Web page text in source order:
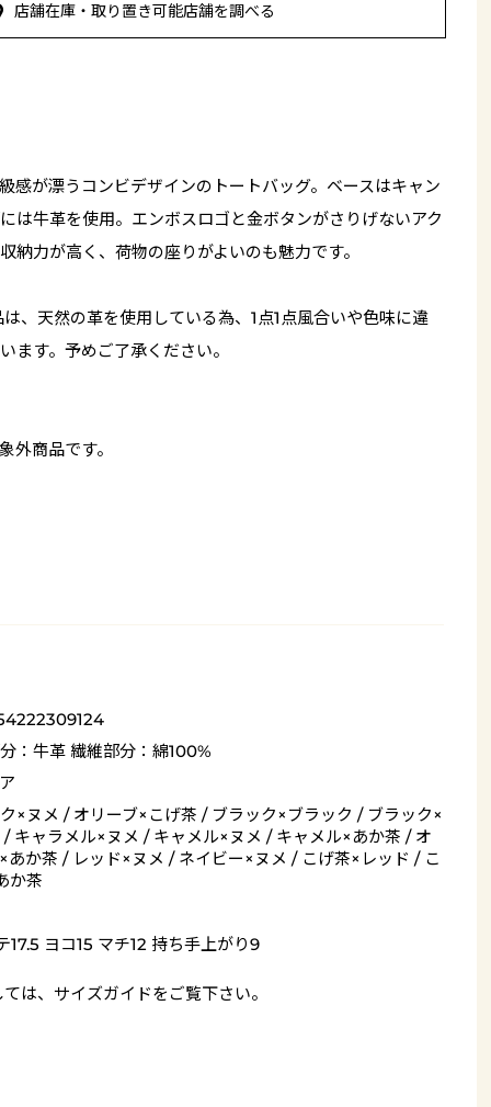
店舗在庫・取り置き可能店舗を調べる
感が漂うコンビデザインのトートバッグ。ベースはキャン
は牛革を使用。エンボスロゴと金ボタンがさりげないアク
納力が高く、荷物の座りがよいのも魅力です。
、天然の革を使用している為、1点1点風合いや色味に違
ます。予めご了承ください。
外商品です。
：牛革 繊維部分：綿100%
×ヌメ / オリーブ×こげ茶 / ブラック×ブラック / ブラック×
/ キャラメル×ヌメ / キャメル×ヌメ / キャメル×あか茶 / オ
あか茶 / レッド×ヌメ / ネイビー×ヌメ / こげ茶×レッド / こ
か茶
17.5 ヨコ15 マチ12 持ち手上がり9
は、 サイズガイドをご覧下さい。